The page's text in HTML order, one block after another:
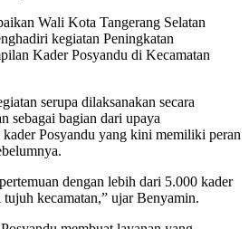
Wali Kota Tangerang Selatan
kegiatan Peningkatan
Kader Posyandu di Kecamatan
serupa dilaksanakan secara
sebagai bagian dari upaya
Posyandu yang kini memiliki peran
dengan lebih dari 5.000 kader
kecamatan,” ujar Benyamin.